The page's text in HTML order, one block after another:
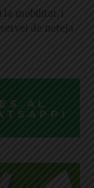
la mobilitat, i
de neteja
AL